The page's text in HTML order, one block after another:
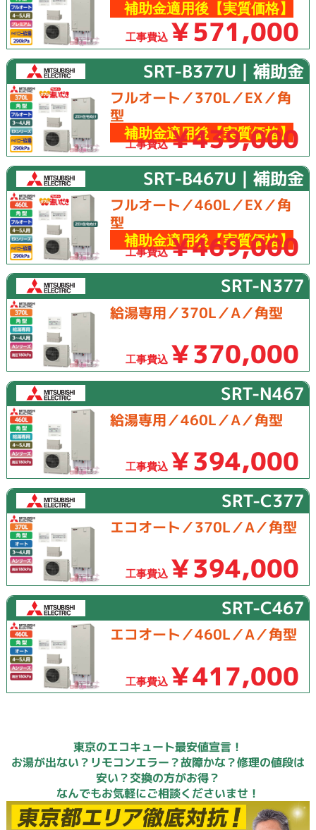
補助金適用後【実質価格】
工事費込 ￥571,000
SRT-B377U｜補助金
フルオート／370L／EX／角
型
補助金適用後【実質価格】
工事費込￥439,000
SRT-B467U｜補助金
フルオート／460L／EX／角
型
補助金適用後【実質価格】
工事費込￥469,000
SRT-N377
給湯専用／370L／A／角型
工事費込 ￥370,000
SRT-N467
給湯専用／460L／A／角型
工事費込 ￥394,000
SRT-C377
エコオート／370L／A／角型
工事費込 ￥394,000
SRT-C467
エコオート／460L／A／角型
工事費込 ￥417,000
東京のエコキュート最安値宣言！
お湯が出ない？リモコンエラー？故障かな？修理の値段は
安い？交換の方がお得？
なんでもお気軽にご相談くださいませ！